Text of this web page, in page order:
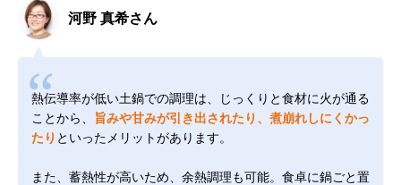
河野 真希さん
熱伝導率が低い土鍋での調理は、じっくりと食材に火が通る
ことから、
旨みや甘みが引き出されたり、煮崩れしにくかっ
たり といったメリットがあります。
また、蓄熱性が高いため、余熱調理も可能。食卓に鍋ごと置